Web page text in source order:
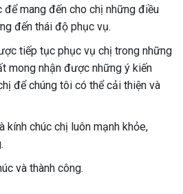
mang đến cho chị những điều
đến thái độ phục vụ.
tiếp tục phục vụ chị trong những
mong nhận được những ý kiến
để chúng tôi có thể cải thiện và
kính chúc chị luôn mạnh khỏe,
và thành công.